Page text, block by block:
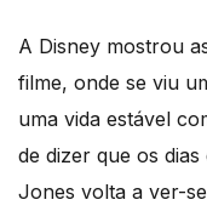
A Disney mostrou
filme, onde se viu
uma vida estável
de dizer que os
Jones volta a ver-